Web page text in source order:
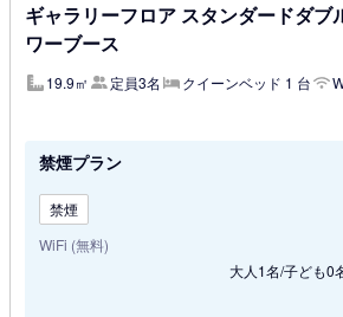
ギャラリーフロア スタンダードダブ
ワーブース
19.9㎡ 定員3名 クイーンベッド 1 台
禁煙プラン
禁煙
WiFi (無料)
大人1名/子ども0